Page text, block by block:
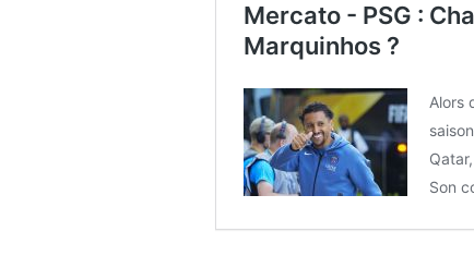
Mercato - PSG :
Marquinhos ?
Alors
Son